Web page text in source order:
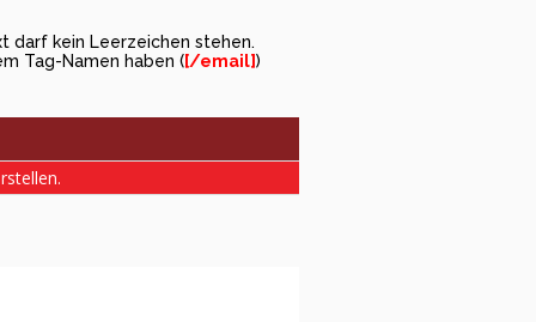
darf kein Leerzeichen stehen.
Tag-Namen haben ([/email])